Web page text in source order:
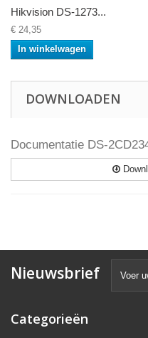
Hikvision DS-1273...
€ 24,35
In winkelwagen
DOWNLOADEN
Documentatie DS-
Nieuwsbrief
Categorieën